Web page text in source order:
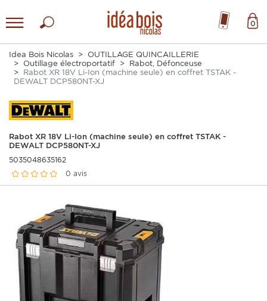
0
Idea Bois Nicolas
OUTILLAGE QUINCAILLERIE
Outillage électroportatif
Rabot, Défonceuse
Rabot XR 18V Li-Ion (machine seule) en coffret TSTAK -
DEWALT DCP580NT-XJ
Rabot XR 18V Li-Ion (machine seule) en coffret TSTAK -
DEWALT DCP580NT-XJ
5035048635162
0 avis